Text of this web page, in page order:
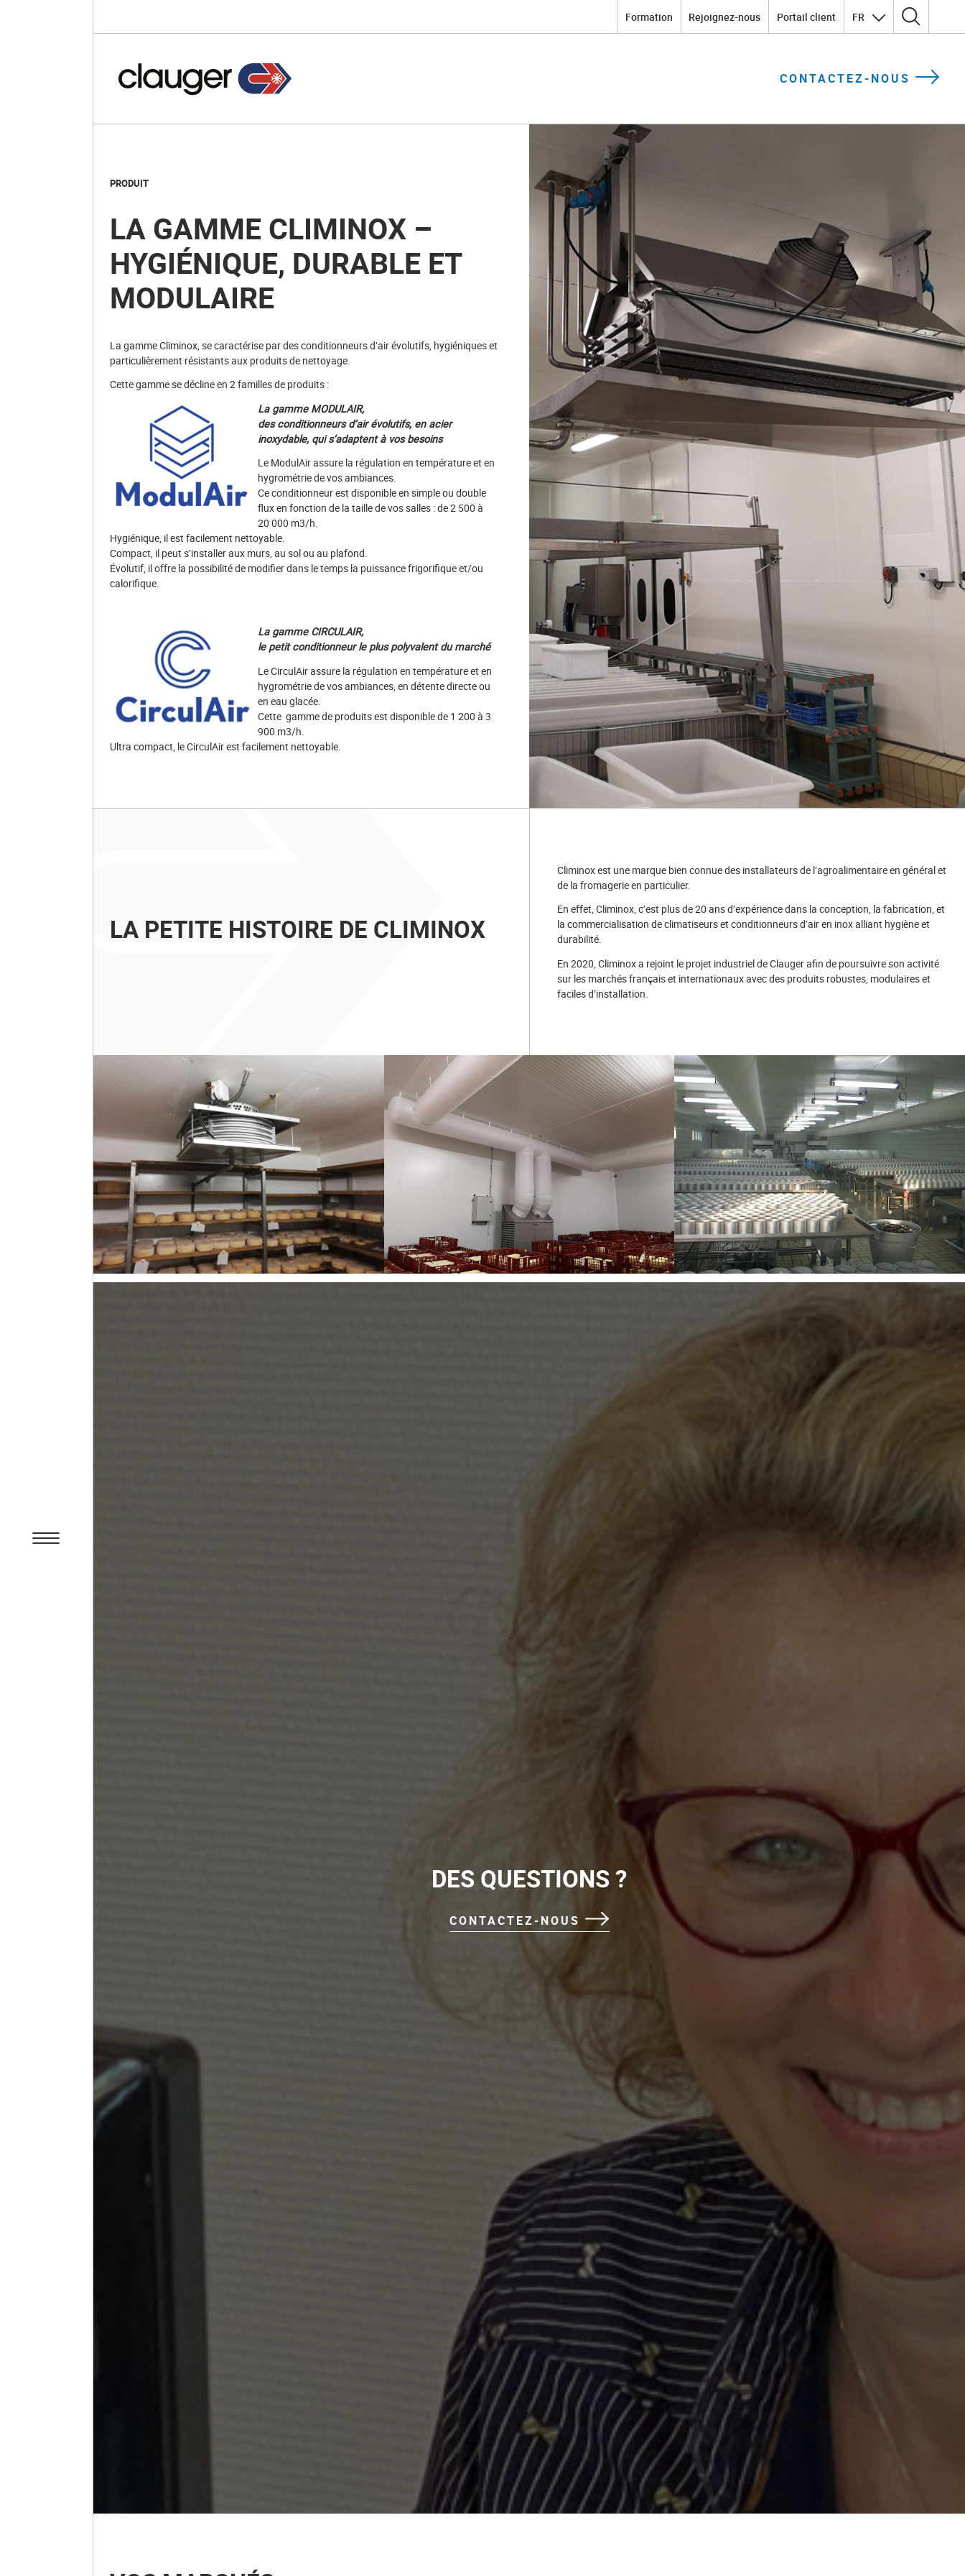
Formation Rejoignez-nous Portail client FR Rechercher :
CONTACTEZ-NOUS
PRODUIT
LA GAMME CLIMINOX –
HYGIÉNIQUE, DURABLE ET
MODULAIRE
La gamme Climinox, se caractérise par des conditionneurs d’air évolutifs, hygiéniques et
particulièrement résistants aux produits de nettoyage.
Cette gamme se décline en 2 familles de produits :
La gamme MODULAIR,
des conditionneurs d’air évolutifs, en acier
inoxydable, qui s’adaptent à vos besoins
Le ModulAir assure la régulation en température et en
hygrométrie de vos ambiances.
Ce conditionneur est disponible en simple ou double
flux en fonction de la taille de vos salles : de 2 500 à
20 000 m3/h.
Hygiénique, il est facilement nettoyable.
Compact, il peut s’installer aux murs, au sol ou au plafond.
Évolutif, il offre la possibilité de modifier dans le temps la puissance frigorifique et/ou
calorifique.
La gamme CIRCULAIR,
le petit conditionneur le plus polyvalent du marché
Le CirculAir assure la régulation en température et en
hygrométrie de vos ambiances, en détente directe ou
en eau glacée.
Cette gamme de produits est disponible de 1 200 à 3
900 m3/h.
Ultra compact, le CirculAir est facilement nettoyable.
LA PETITE HISTOIRE DE CLIMINOX
Climinox est une marque bien connue des installateurs de l’agroalimentaire en général et
de la fromagerie en particulier.
En effet, Climinox, c’est plus de 20 ans d’expérience dans la conception, la fabrication, et
la commercialisation de climatiseurs et conditionneurs d’air en inox alliant hygiène et
durabilité.
En 2020, Climinox a rejoint le projet industriel de Clauger afin de poursuivre son activité
sur les marchés français et internationaux avec des produits robustes, modulaires et
faciles d’installation.
DES QUESTIONS ?
CONTACTEZ-NOUS